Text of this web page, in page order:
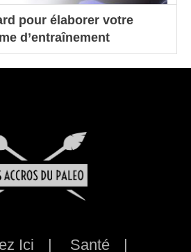
pour élaborer votre
d’entraînement
Ici Santé